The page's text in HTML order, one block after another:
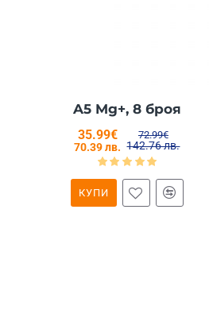
A5 Mg+, 8 броя
35.99€
70.39 лв.
72.99€
142.76 лв.
КУПИ